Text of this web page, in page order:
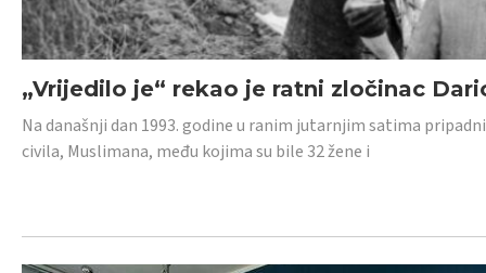
„Vrijedilo je“ rekao je ratni zločinac
Na današnji dan 1993. godine u ranim jutarnjim satima
civila, Muslimana, među kojima su bile 32 žene i